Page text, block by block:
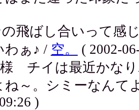
飛ばし合いって感
わぁ♪ / 空。
( 2002-
チイは最近かなり
ね～。シミーなんて
)